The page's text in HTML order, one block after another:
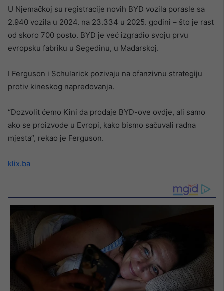
U Njemačkoj su registracije novih BYD vozila porasle sa
2.940 vozila u 2024. na 23.334 u 2025. godini – što je rast
od skoro 700 posto. BYD je već izgradio svoju prvu
evropsku fabriku u Segedinu, u Mađarskoj.
I Ferguson i Schularick pozivaju na ofanzivnu strategiju
protiv kineskog napredovanja.
“Dozvolit ćemo Kini da prodaje BYD-ove ovdje, ali samo
ako se proizvode u Evropi, kako bismo sačuvali radna
mjesta”, rekao je Ferguson.
klix.ba